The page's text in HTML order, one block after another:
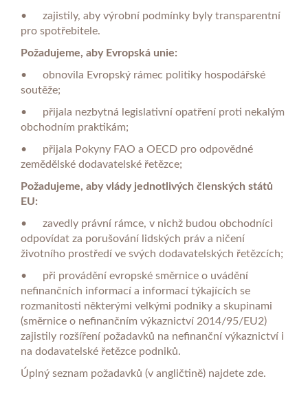
•
zajistily, aby výrobní podmínky byly transparentní
pro spotřebitele.
Požadujeme, aby Evropská unie:
•
obnovila Evropský rámec politiky hospodářské
soutěže;
•
přijala nezbytná legislativní opatření proti nekalým
obchodním praktikám;
•
přijala Pokyny FAO a OECD pro odpovědné
zemědělské dodavatelské řetězce;
Požadujeme, aby vlády jednotlivých členských států
EU:
•
zavedly právní rámce, v nichž budou obchodníci
odpovídat za porušování lidských práv a ničení
životního prostředí ve svých dodavatelských řetězcích;
•
při provádění evropské směrnice o uvádění
nefinančních informací a informací týkajících se
rozmanitosti některými velkými podniky a skupinami
(směrnice o nefinančním výkaznictví 2014/95/EU2)
zajistily rozšíření požadavků na nefinanční výkaznictví i
na dodavatelské řetězce podniků.
Úplný seznam požadavků (v angličtině) najdete zde.